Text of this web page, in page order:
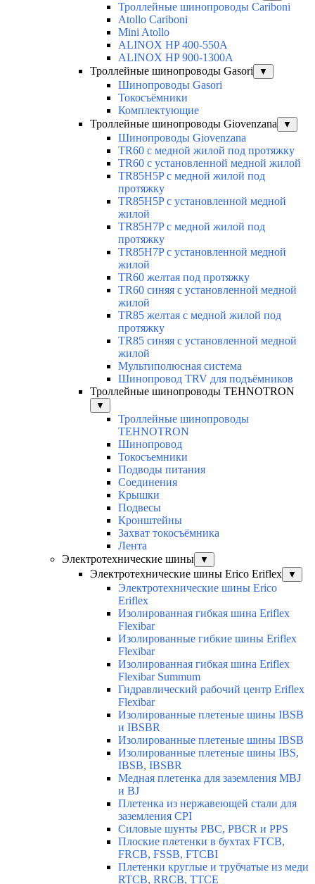
Троллейные шинопроводы Cariboni
Atollo Cariboni
Mini Atollo
ALINOX HP 400-550A
ALINOX HP 900-1300A
Троллейные шинопроводы Gasori
▼
Шинопроводы Gasori
Токосъёмники
Комплектующие
Троллейные шинопроводы Giovenzana
▼
Шинопроводы Giovenzana
TR60 с медной жилой под протяжку
TR60 с установленной медной жилой
TR85H5P с медной жилой под
протяжку
TR85H5P с установленной медной
жилой
TR85H7P с медной жилой под
протяжку
TR85H7P с установленной медной
жилой
TR60 желтая под протяжку
TR60 синяя с установленной медной
жилой
TR85 желтая с медной жилой под
протяжку
TR85 синяя с установленной медной
жилой
Мультиполюсная система
Шинопровод TRV для подъёмников
Троллейные шинопроводы TEHNOTRON
▼
Троллейные шинопроводы
TEHNOTRON
Шинопровод
Токосъемники
Подводы питания
Соединения
Крышки
Подвесы
Кронштейны
Захват токосъёмника
Лента
Электротехнические шины
▼
Электротехнические шины Erico Eriflex ▼
Электротехнические шины Erico
Eriflex
Изолированная гибкая шина Eriflex
Flexibar
Изолированные гибкие шины Eriflex
Flexibar
Изолированная гибкая шина Eriflex
Flexibar Summum
Гидравлический рабочий центр Eriflex
Flexibar
Изолированные плетеные шины IBSB
и IBSBR
Изолированные плетеные шины IBSB
Изолированные плетеные шины IBS,
IBSB, IBSBR
Медная плетенка для заземления MBJ
и BJ
Плетенка из нержавеющей стали для
заземления CPI
Силовые шунты PBC, PBCR и PPS
Плоские плетенки в бухтах FTCB,
FRCB, FSSB, FTCBI
Плетенки круглые и трубчатые из меди
RTCB, RRCB, TTCE